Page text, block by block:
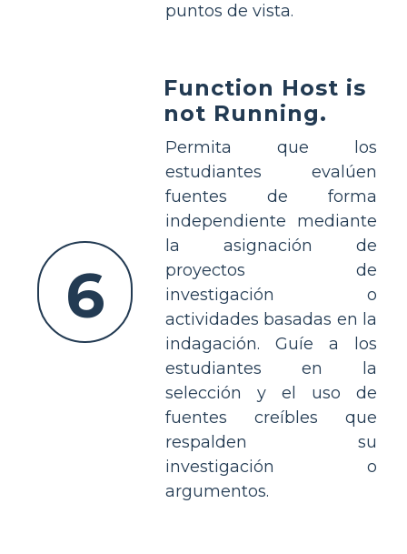
puntos de vista.
6
Function Host is
not Running.
Permita que los
estudiantes evalúen
fuentes de forma
independiente mediante
la asignación de
proyectos de
investigación o
actividades basadas en la
indagación. Guíe a los
estudiantes en la
selección y el uso de
fuentes creíbles que
respalden su
investigación o
argumentos.